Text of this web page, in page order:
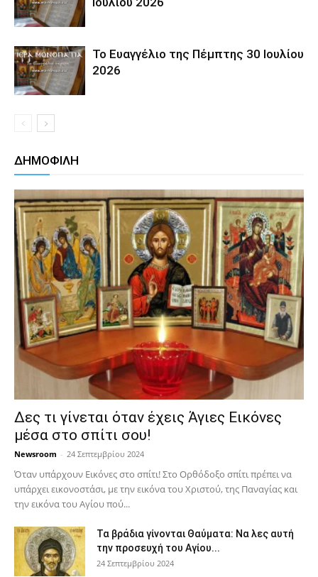
Το Ευαγγέλιο της Πέμπτης 30 Ιουλίου
2026
ΔΗΜΟΦΙΛΗ
Δες τι γίνεται όταν έχεις Άγιες Εικόνες
μέσα στο σπίτι σου!
Newsroom - 24 Σεπτεμβρίου 2024
Όταν υπάρχουν Εικόνες στο σπίτι! Στο Ορθόδοξο σπίτι πρέπει να
υπάρχει εικονοστάσι, με την εικόνα του Χριστού, της Παν­αγίας και
την εικόνα του Αγίου πού...
Τα βράδια γίνονται Θαύματα: Να λες αυτή
την προσευχή του Αγίου...
24 Σεπτεμβρίου 2024